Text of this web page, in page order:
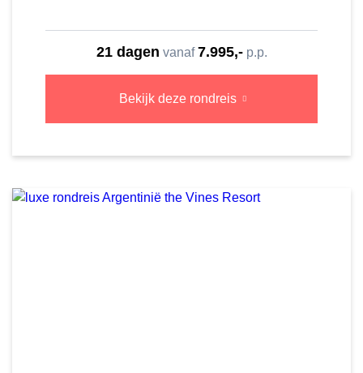
21 dagen vanaf7.995,-p.p.
Bekijk deze rondreis